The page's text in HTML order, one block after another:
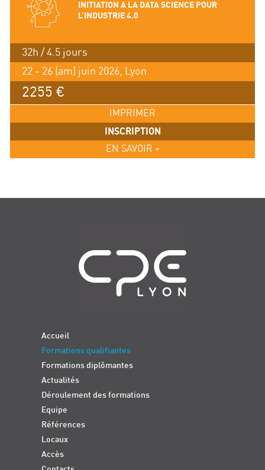
INITIATION A LA DATA SCIENCE POUR
L’INDUSTRIE 4.0
32h / 4.5 jours
22 - 26 (am) juin 2026, Lyon
2255 €
IMPRIMER
INSCRIPTION
EN SAVOIR +
Accueil
Formations qualifiantes
Formations diplômantes
Actualités
Déroulement des formations
Equipe
Références
Locaux
Accès